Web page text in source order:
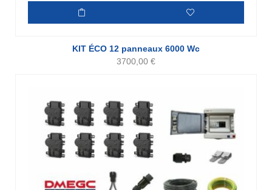
KIT ÉCO 12 panneaux 6000 Wc
3700,00 €